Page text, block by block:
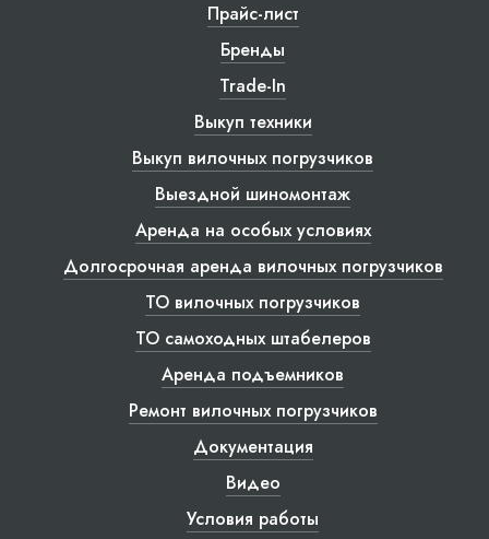
Прайс-лист
Бренды
Trade-In
Выкуп техники
Выкуп вилочных погрузчиков
Выездной шиномонтаж
Аренда на особых условиях
Долгосрочная аренда вилочных погрузчиков
ТО вилочных погрузчиков
ТО самоходных штабелеров
Аренда подъемников
Ремонт вилочных погрузчиков
Документация
Видео
Условия работы